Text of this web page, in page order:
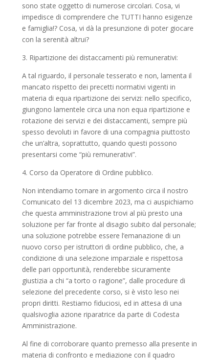
sono state oggetto di numerose circolari. Cosa, vi
impedisce di comprendere che TUTTI hanno esigenze
e famiglia!? Cosa, vi dà la presunzione di poter giocare
con la serenità altrui?
3. Ripartizione dei distaccamenti più remunerativi:
A tal riguardo, il personale tesserato e non, lamenta il
mancato rispetto dei precetti normativi vigenti in
materia di equa ripartizione dei servizi: nello specifico,
giungono lamentele circa una non equa ripartizione e
rotazione dei servizi e dei distaccamenti, sempre più
spesso devoluti in favore di una compagnia piuttosto
che un’altra, soprattutto, quando questi possono
presentarsi come “più remunerativi”.
4. Corso da Operatore di Ordine pubblico.
Non intendiamo tornare in argomento circa il nostro
Comunicato del 13 dicembre 2023, ma ci auspichiamo
che questa amministrazione trovi al più presto una
soluzione per far fronte al disagio subito dal personale;
una soluzione potrebbe essere l’emanazione di un
nuovo corso per istruttori di ordine pubblico, che, a
condizione di una selezione imparziale e rispettosa
delle pari opportunità, renderebbe sicuramente
giustizia a chi “a torto o ragione”, dalle procedure di
selezione del precedente corso, si è visto leso nei
propri diritti. Restiamo fiduciosi, ed in attesa di una
qualsivoglia azione riparatrice da parte di Codesta
Amministrazione.
Al fine di corroborare quanto premesso alla presente in
materia di confronto e mediazione con il quadro